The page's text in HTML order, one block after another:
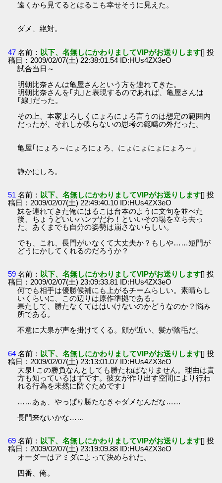
遠くから見てるとはるこも幸せそうに見えた。
ダメ、絶対。
47 名前： 以下、名無しにかわりましてVIPがお送りします[] 投
稿日：2009/02/07(土) 22:38:01.54 ID:HUs4ZX3eO
試合当日～
明朝比奈さんは亀屋さんという方を連れてきた。
明朝比奈さんを｢丸｣と表現するのであれば、亀屋さんは
｢線｣だった。
その上、本家よろしくにょろにょろ言うのは想定の範囲内
だったが、それしか喋らないの思考の範疇の外だった。
亀屋｢にょろ～にょろにょろ、にょにょにょにょろ～」
静かにしろ。
51 名前： 以下、名無しにかわりましてVIPがお送りします[] 投
稿日：2009/02/07(土) 22:49:40.10 ID:HUs4ZX3eO
妹を連れてきた俺にはるこは台本のように文句を並べた
後、ちょうどいいハンデだわ！といいその場を立ち去っ
た。あくまでも自分の姿勢は崩さないらしい。
でも、これ、長門がいなくて大丈夫か？もしや……短門が
どうにかしてくれるのだろうか？
59 名前： 以下、名無しにかわりましてVIPがお送りします[] 投
稿日：2009/02/07(土) 23:09:33.81 ID:HUs4ZX3eO
何でも相手は優勝候補にも上がるチームらしい。素晴らし
いくらいに、この辺りは原作準拠である。
果たして、勝たなくてははいけないのかどうなのか？悩み
所である。
不意に大泉が声を掛けてくる。顔が近い、髪が陰毛だ。
64 名前： 以下、名無しにかわりましてVIPがお送りします[] 投
稿日：2009/02/07(土) 23:13:01.07 ID:HUs4ZX3eO
大泉｢この勝負なんとしても勝たねばなりません。理由は貴
方も知っているはずです。彼女が作り出す空間により行わ
れる行為を未然に防ぐためです｣
……あぁ、やっぱり勝たなきゃダメなんだな……
長門来ないかな……
69 名前： 以下、名無しにかわりましてVIPがお送りします[] 投
稿日：2009/02/07(土) 23:19:09.88 ID:HUs4ZX3eO
オーダーはアミダによって決められた。
四番、俺。